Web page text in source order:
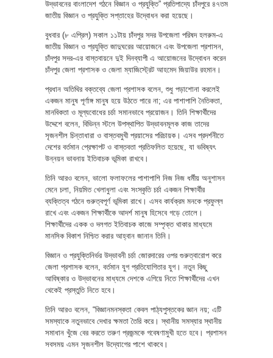
উদ্ভাবনের বাংলাদেশ গঠনে বিজ্ঞান ও প্রযুক্তি” প্রতিপাদ্যে চাঁদপুরে ৪৭তম
জাতীয় বিজ্ঞান ও প্রযুক্তি সপ্তাহের উদ্বোধন করা হয়েছে।
বুধবার (৮ এপ্রিল) সকাল ১১টায় চাঁদপুর সদর উপজেলা পরিষদ হলরুম-এ
জাতীয় বিজ্ঞান ও প্রযুক্তি জাদুঘরের আয়োজনে এবং উপজেলা প্রশাসন,
চাঁদপুর সদর-এর বাস্তবায়নে দুই দিনব্যাপী এ আয়োজনের উদ্বোধন করেন
চাঁদপুর জেলা প্রশাসক ও জেলা ম্যাজিস্ট্রেট আহমেদ জিয়াউর রহমান।
প্রধান অতিথির বক্তব্যে জেলা প্রশাসক বলেন, শুধু পড়াশোনা করলেই
একজন মানুষ পূর্ণাঙ্গ মানুষ হয়ে উঠতে পারে না; এর পাশাপাশি নৈতিকতা,
মানবিকতা ও মূল্যবোধের চর্চা সমানভাবে প্রয়োজন। তিনি শিক্ষার্থীদের
উদ্দেশে বলেন, বিভিন্ন স্টলে উপস্থাপিত উদ্ভাবনমূলক কাজ তাদের
সৃজনশীল চিন্তাধারা ও বাস্তবমুখী প্রয়াসের পরিচায়ক। এসব প্রদর্শনীতে
দেশের বর্তমান প্রেক্ষাপট ও বাস্তবতা প্রতিফলিত হয়েছে, যা ভবিষ্যৎ
উন্নয়ন ভাবনায় ইতিবাচক ভূমিকা রাখবে।
তিনি আরও বলেন, ভালো ফলাফলের পাশাপাশি নিজ নিজ ধর্মীয় অনুশাসন
মেনে চলা, নিয়মিত খেলাধুলা এবং সংস্কৃতি চর্চা একজন শিক্ষার্থীর
ব্যক্তিত্ব গঠনে গুরুত্বপূর্ণ ভূমিকা রাখে। এসব কার্যক্রম মনকে প্রফুল্ল
রাখে এবং একজন শিক্ষার্থীকে আদর্শ মানুষ হিসেবে গড়ে তোলে।
শিক্ষার্থীদের একক ও দলগত ইতিবাচক কাজে সম্পৃক্ত থাকার মাধ্যমে
মানসিক বিকাশ নিশ্চিত করার আহ্বান জানান তিনি।
বিজ্ঞান ও প্রযুক্তিনির্ভর উদ্ভাবনী চর্চা জোরদারের ওপর গুরুত্বারোপ করে
জেলা প্রশাসক বলেন, বর্তমান যুগ প্রতিযোগিতার যুগ। নতুন কিছু
আবিষ্কার ও উদ্ভাবনের মাধ্যমে দেশকে এগিয়ে নিতে শিক্ষার্থীদের এখন
থেকেই প্রস্তুতি নিতে হবে।
তিনি আরও বলেন, “বিজ্ঞানমনস্কতা কেবল পাঠ্যপুস্তকের জ্ঞান নয়; এটি
সমস্যাকে নতুনভাবে দেখার ক্ষমতা তৈরি করে। স্থানীয় সমস্যার স্থানীয়
সমাধান খুঁজে বের করতে তরুণ প্রজন্মকে গবেষণামুখী হতে হবে। প্রশাসন
সবসময় এমন সৃজনশীল উদ্যোগের পাশে থাকবে।